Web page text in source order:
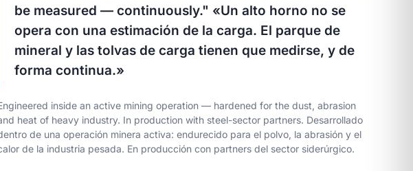
be measured — continuously." «Un alto horno no se
opera con una estimación de la carga. El parque de
mineral y las tolvas de carga tienen que medirse, y de
forma continua.»
inside an active mining operation — hardened for the dust, abrasion
heat of heavy industry. In production with steel-sector partners. Desarrollado
de una operación minera activa: endurecido para el polvo, la abrasión y el
de la industria pesada. En producción con partners del sector siderúrgico.